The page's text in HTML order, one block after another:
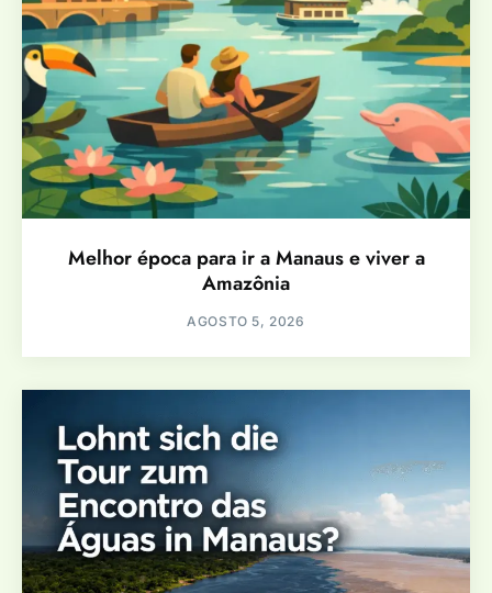
Melhor época para ir a Manaus e viver a
Amazônia
AGOSTO 5, 2026